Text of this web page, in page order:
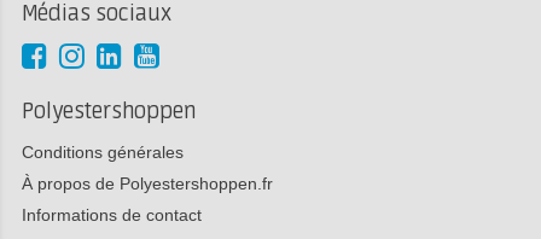
Médias sociaux
Polyestershoppen
Conditions générales
À propos de Polyestershoppen.fr
Informations de contact